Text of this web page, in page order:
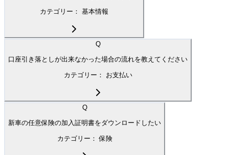
カテゴリー： 基本情報
Q
口座引き落としが出来なかった場合の流れを教えてください
カテゴリー： お支払い
Q
新車の任意保険の加入証明書をダウンロードしたい
カテゴリー：保険